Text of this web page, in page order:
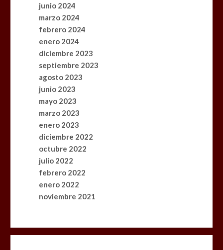
futuro
0
junio 2024
marzo 2024
febrero 2024
enero 2024
diciembre 2023
septiembre 2023
agosto 2023
junio 2023
mayo 2023
marzo 2023
enero 2023
diciembre 2022
octubre 2022
julio 2022
febrero 2022
enero 2022
noviembre 2021